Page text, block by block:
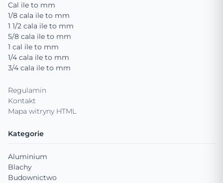
Cal ile to mm
1/8 cala ile to mm
1 1/2 cala ile to mm
5/8 cala ile to mm
1 cal ile to mm
1/4 cala ile to mm
3/4 cala ile to mm
Regulamin
Kontakt
Mapa witryny HTML
Kategorie
Aluminium
Blachy
Budownictwo